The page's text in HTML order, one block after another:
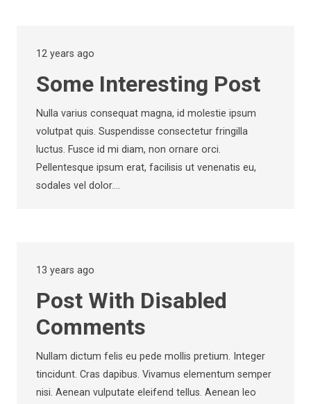
12 years ago
Some Interesting Post
Nulla varius consequat magna, id molestie ipsum
volutpat quis. Suspendisse consectetur fringilla
luctus. Fusce id mi diam, non ornare orci.
Pellentesque ipsum erat, facilisis ut venenatis eu,
sodales vel dolor.…
13 years ago
Post With Disabled
Comments
Nullam dictum felis eu pede mollis pretium. Integer
tincidunt. Cras dapibus. Vivamus elementum semper
nisi. Aenean vulputate eleifend tellus. Aenean leo